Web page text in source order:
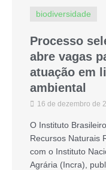
biodiversidade
Processo
abre vagas
atuação em
ambiental
16 de dezembro de
O Instituto
Recursos Naturais
com o Instituto
Agrária (Incra),